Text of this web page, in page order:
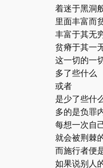
着迷于黑洞
里面丰富而
丰富于其无
贫瘠于其一
这一切的一
多了些什么
或者
是少了些什
多的是负罪
每想一次自
就会被荆棘
而施行者便
如果说别人